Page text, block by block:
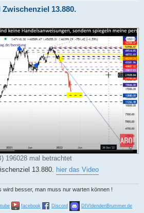
Zwischenziel 13.880.
196028 mal betrachtet
13.880.
hier das Video
wird besser, man muss nur warten können !
facebook Discord DIVIdendenBrummer.de